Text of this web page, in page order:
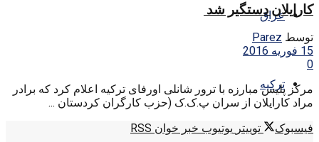
عراق
ترکیه
کارایلان دستگیر شد
توسط Parez
15 فوریه 2016
0
مرکز پلیس مبارزه با ترور شانلی اورفای ترکیه اعلام کرد که برادر
مراد کارایلان از سران پ.ک.ک (حزب کارگران کردستان ...
فیسبوک
توییتر یوتیوب خبر خوان RSS